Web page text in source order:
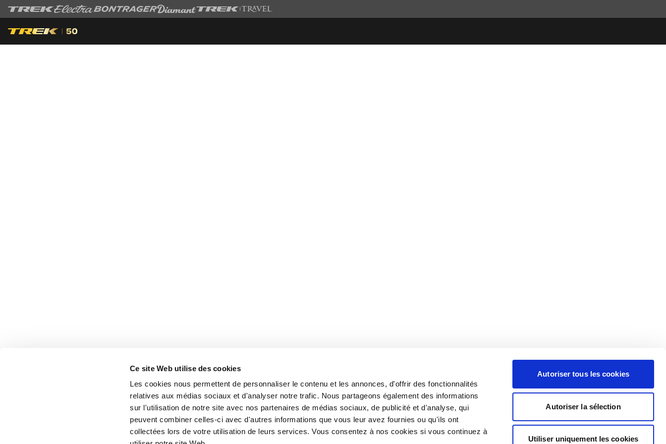
Ce site Web utilise des cookies
Les cookies nous permettent de personnaliser le contenu et les annonces, d'offrir des fonctionnalités
relatives aux médias sociaux et d'analyser notre trafic. Nous partageons également des informations
sur l'utilisation de notre site avec nos partenaires de médias sociaux, de publicité et d'analyse, qui
peuvent combiner celles-ci avec d'autres informations que vous leur avez fournies ou qu'ils ont
collectées lors de votre utilisation de leurs services. Vous consentez à nos cookies si vous continuez à
Autoriser tous les cookies
Autoriser la sélection
Utiliser uniquement les cookies